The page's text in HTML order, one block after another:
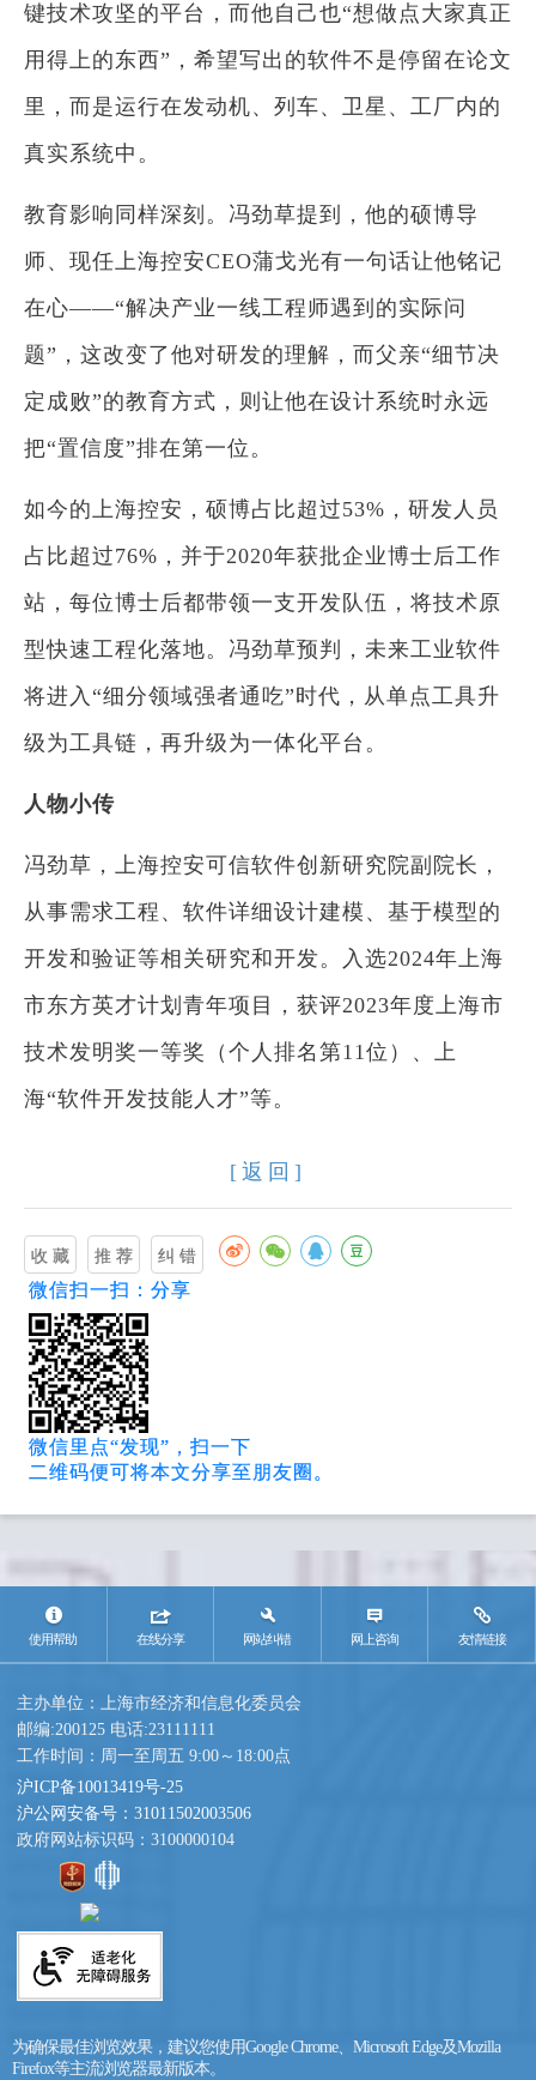
键技术攻坚的平台，而他自己也“想做点大家真正
用得上的东西”，希望写出的软件不是停留在论文
里，而是运行在发动机、列车、卫星、工厂内的
真实系统中。
教育影响同样深刻。冯劲草提到，他的硕博导
师、现任上海控安CEO蒲戈光有一句话让他铭记
在心——“解决产业一线工程师遇到的实际问
题”，这改变了他对研发的理解，而父亲“细节决
定成败”的教育方式，则让他在设计系统时永远
把“置信度”排在第一位。
如今的上海控安，硕博占比超过53%，研发人员
占比超过76%，并于2020年获批企业博士后工作
站，每位博士后都带领一支开发队伍，将技术原
型快速工程化落地。冯劲草预判，未来工业软件
将进入“细分领域强者通吃”时代，从单点工具升
级为工具链，再升级为一体化平台。
人物小传
冯劲草，上海控安可信软件创新研究院副院长，
从事需求工程、软件详细设计建模、基于模型的
开发和验证等相关研究和开发。入选2024年上海
市东方英才计划青年项目，获评2023年度上海市
技术发明奖一等奖（个人排名第11位）、上
海“软件开发技能人才”等。
[返回]
微信扫一扫：分享
微信里点“发现”，扫一下
二维码便可将本文分享至朋友圈。
使用帮助 在线分享 网站纠错 网上咨询 友情链接
主办单位：上海市经济和信息化委员会
邮编:200125 电话:23111111
工作时间：周一至周五 9:00～18:00点
沪ICP备10013419号-25
沪公网安备号：31011502003506
政府网站标识码：3100000104
为确保最佳浏览效果，建议您使用Google Chrome、Microsoft Edge及Mozilla
Firefox等主流浏览器最新版本。